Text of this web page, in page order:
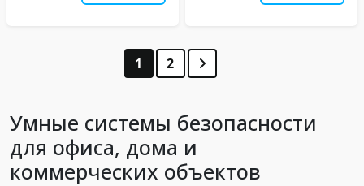
1 2
Умные системы безопасности
для офиса, дома и
коммерческих объектов